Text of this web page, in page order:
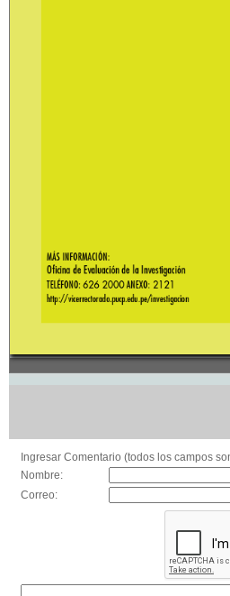
Ingresar Comentario (todos los campos
Nombre:
Correo: